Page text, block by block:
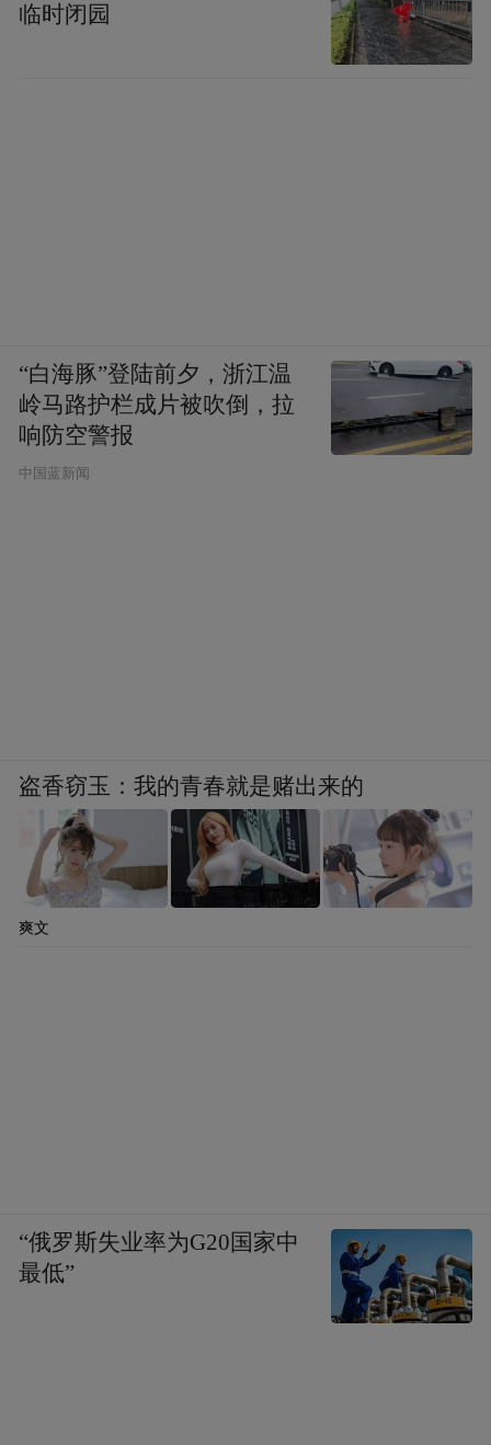
临时闭园
“白海豚”登陆前夕，浙江温
岭马路护栏成片被吹倒，拉
响防空警报
中国蓝新闻
盗香窃玉：我的青春就是赌出来的
爽文
“俄罗斯失业率为G20国家中
最低”